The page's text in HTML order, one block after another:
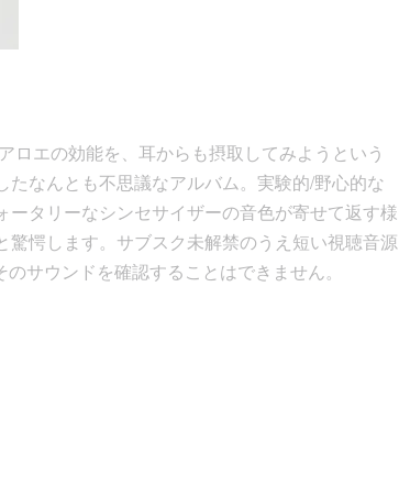
ロエの効能を、耳からも摂取してみようという
なんとも不思議なアルバム。実験的/野心的な
タリーなシンセサイザーの音色が寄せて返す様
愕します。サブスク未解禁のうえ短い視聴音源
サウンドを確認することはできません。